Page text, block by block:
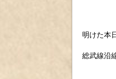
明けた本
総武線沿